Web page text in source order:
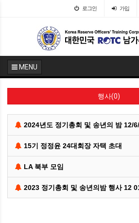
로그인 가입
MENU
행사(0)
2024년도 정기총회 및 송년의 밤 12/
15기 정정윤 24대회장 자택 초대
LA 북부 모임
2023 정기총회 및 송년의밤 행사 12